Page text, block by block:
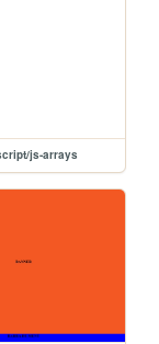
js-arrays